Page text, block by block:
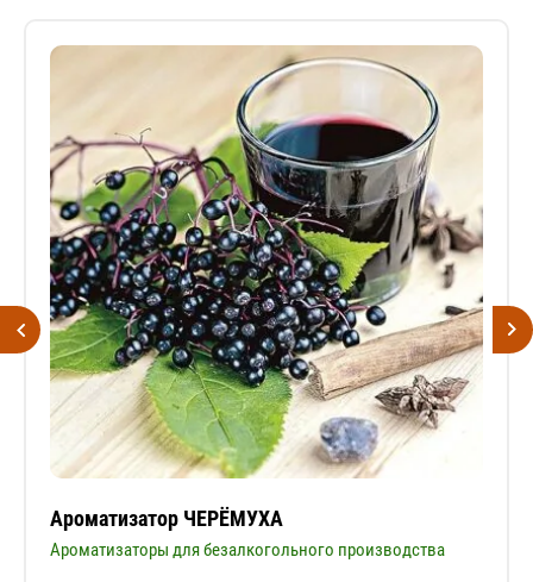
Ароматизатор ЧЕРЁМУХА
Ароматизаторы для безалкогольного производства